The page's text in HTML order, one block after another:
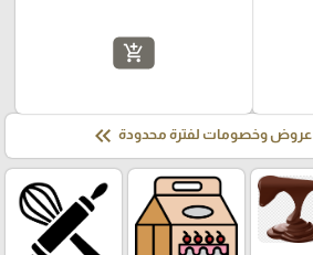
add_shopping_cart
عروض وخصومات لفترة محدودة keyboard_double_arrow_left